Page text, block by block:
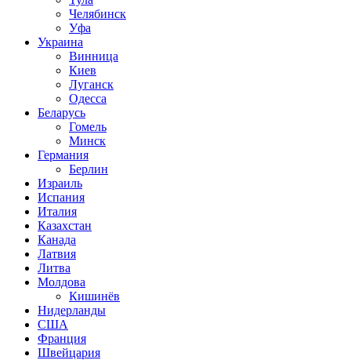
Челябинск
Уфа
Украина
Винница
Киев
Луганск
Одесса
Беларусь
Гомель
Минск
Германия
Берлин
Израиль
Испания
Италия
Казахстан
Канада
Латвия
Литва
Молдова
Кишинёв
Нидерланды
США
Франция
Швейцария